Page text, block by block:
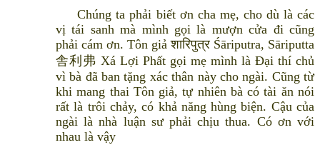
Chúng ta phải biết ơn cha mẹ, cho dù là các
vị tái sanh mà mình gọi là mượn cửa đi cũng
phải cám ơn. Tôn giả शारिपुत्र Śāriputra, Sāriputta
舎利弗 Xá Lợi Phất gọi mẹ mình là Đại thí chủ
vì bà đã ban tặng xác thân này cho ngài. Cũng từ
khi mang thai Tôn giả, tự nhiên bà có tài ăn nói
rất là trôi chảy, có khả năng hùng biện. Cậu của
ngài là nhà luận sư phải chịu thua. Có ơn với
nhau là vậy